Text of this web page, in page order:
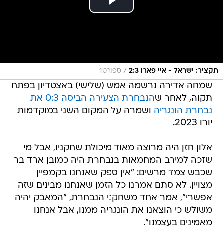
תקציר: ישראל - איי פארו 2:3 / ספורט1
שמחה אדירה נרשמה אמש (שלישי) באצטדיון בפתח
תקוה, לאחר ש
הנבחרת הצעירה הביסה 0:3 את
נבחרת הונגריה ושמרה על המקום השני במוקדמות
יורו 2023.
אלון חזן היה מרוצה מאוד מיכולת שחקניו, אבל מי
שזכה למירב המחמאות בנבחרת היה כמובן ארד בר
שכבש צמד מרשים: "אין ספק שאנחנו בקמפיין
מצויין. לא סתם אמרנו כל הזמן שאנחנו מבינים שזה
אפשרי", אמר אחד משחקני הנבחרת, "המאבק יהיה
משולש כי הוצאנו את הונגריה ממנו, אבל אנחנו
מאמינים בעצמנו".